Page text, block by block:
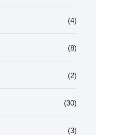
(4)
(8)
(2)
(30)
(3)